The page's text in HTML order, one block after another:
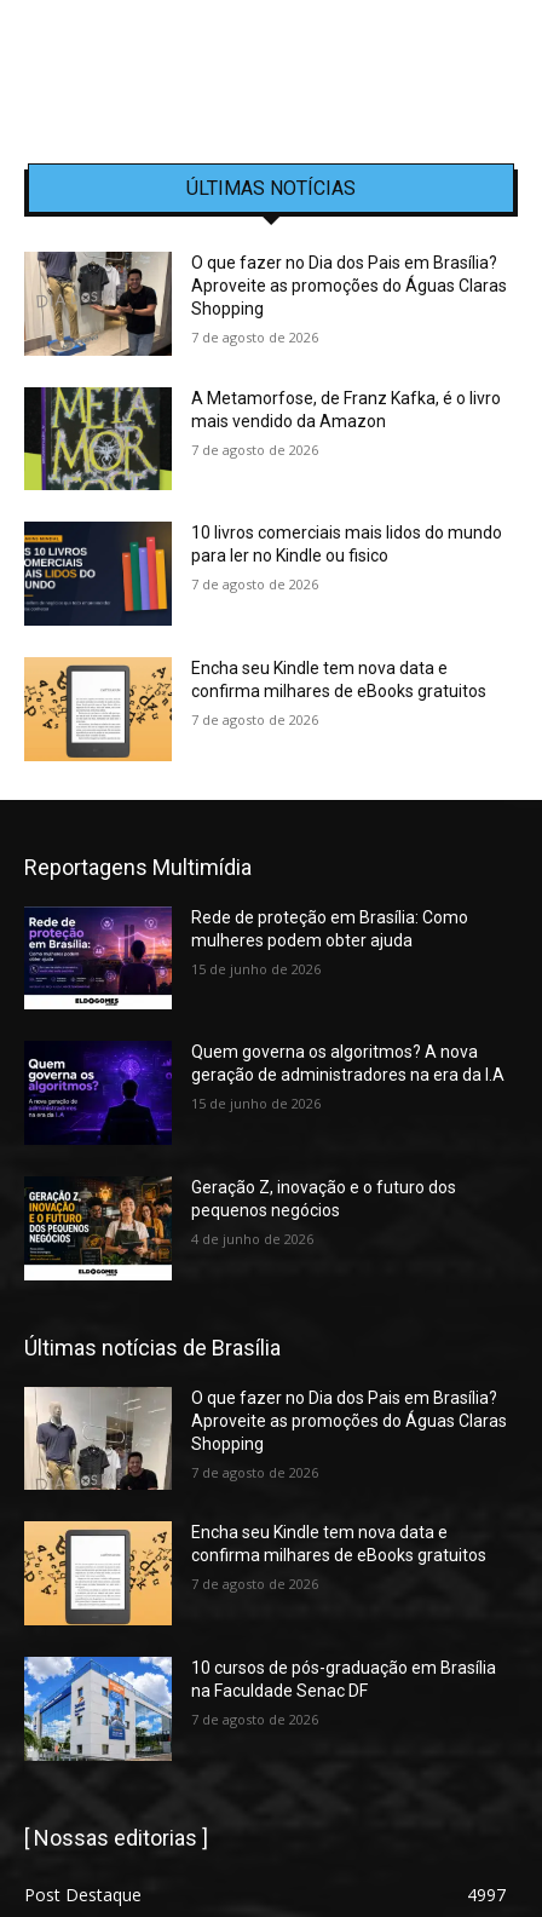
ÚLTIMAS NOTÍCIAS
O que fazer no Dia dos Pais em Brasília?
Aproveite as promoções do Águas Claras
Shopping
7 de agosto de 2026
A Metamorfose, de Franz Kafka, é o livro
mais vendido da Amazon
7 de agosto de 2026
10 livros comerciais mais lidos do mundo
para ler no Kindle ou fisico
7 de agosto de 2026
Encha seu Kindle tem nova data e
confirma milhares de eBooks gratuitos
7 de agosto de 2026
Reportagens Multimídia
Rede de proteção em Brasília: Como
mulheres podem obter ajuda
15 de junho de 2026
Quem governa os algoritmos? A nova
geração de administradores na era da I.A
15 de junho de 2026
Geração Z, inovação e o futuro dos
pequenos negócios
4 de junho de 2026
Últimas notícias de Brasília
O que fazer no Dia dos Pais em Brasília?
Aproveite as promoções do Águas Claras
Shopping
7 de agosto de 2026
Encha seu Kindle tem nova data e
confirma milhares de eBooks gratuitos
7 de agosto de 2026
10 cursos de pós-graduação em Brasília
na Faculdade Senac DF
7 de agosto de 2026
[ Nossas editorias ]
Post Destaque
4997